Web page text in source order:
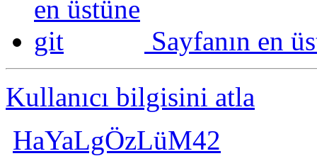
Sayfanın en
Kullanıcı bilgisini atla
HaYaLgÖzLüM42